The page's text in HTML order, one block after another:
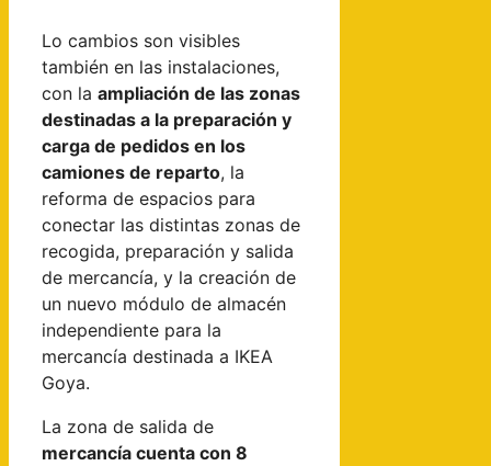
Lo cambios son visibles
también en las instalaciones,
con la ampliación de las zonas
destinadas a la preparación y
carga de pedidos en los
camiones de reparto, la
reforma de espacios para
conectar las distintas zonas de
recogida, preparación y salida
de mercancía, y la creación de
un nuevo módulo de almacén
independiente para la
mercancía destinada a IKEA
Goya.
La zona de salida de
mercancía cuenta con 8